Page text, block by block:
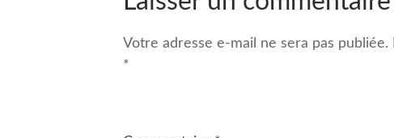
Votre adresse e-mail ne sera pas publiée.
*